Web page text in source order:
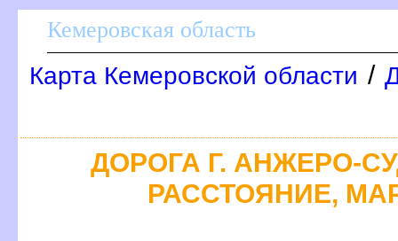
Кемеровская область
Карта Кемеровской области /
ДОРОГА Г. АНЖЕРО-
РАССТОЯНИЕ,